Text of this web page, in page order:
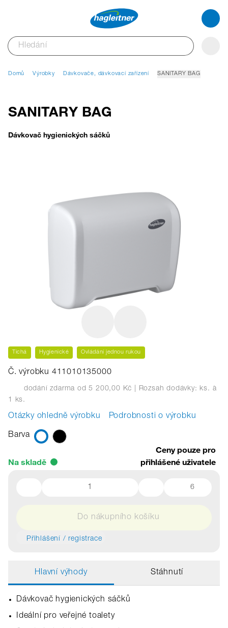
Domů Výrobky Dávkovače, dávkovací zařízení SANITARY BAG
SANITARY BAG
Dávkovač hygienických sáčků
Tichá Hygienické Ovládání jednou rukou
Č. výrobku 411010135000
dodání zdarma od 5 200,00 Kč | Rozsah dodávky: ks. à
1 ks.
Otázky ohledně výrobku Podrobnosti o výrobku
Barva
Na skladě
Ceny pouze pro
přihlášené uživatele
6
Do nákupního košíku
Přihlášení / registrace
Hlavní výhody Stáhnutí
Dávkovač hygienických sáčků
Ideální pro veřejné toalety